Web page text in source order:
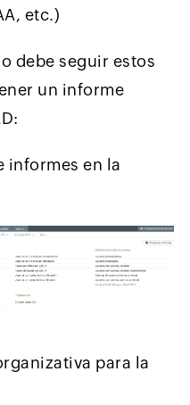
etc.)
debe seguir estos
un informe
informes en la
para la